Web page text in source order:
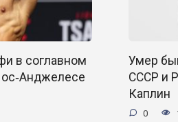
в соглавном
Умер
СССР и
Каплин
0